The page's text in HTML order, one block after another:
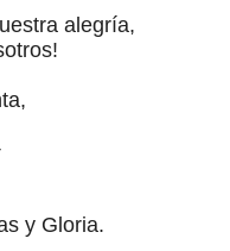
alegría,
y Gloria.